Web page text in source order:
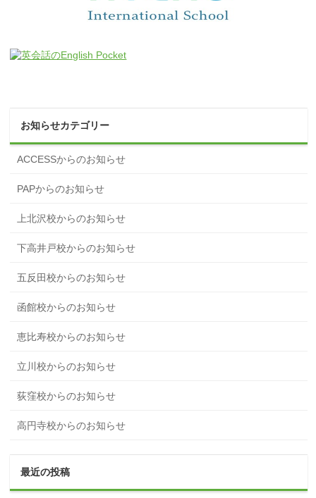
お知らせカテゴリー
ACCESSからのお知らせ
PAPからのお知らせ
上北沢校からのお知らせ
下高井戸校からのお知らせ
五反田校からのお知らせ
函館校からのお知らせ
恵比寿校からのお知らせ
立川校からのお知らせ
荻窪校からのお知らせ
高円寺校からのお知らせ
最近の投稿